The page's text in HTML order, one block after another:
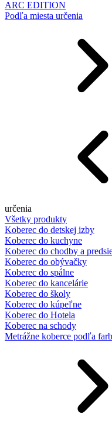
ARC EDITION
Podľa miesta určenia
určenia
Všetky produkty
Koberec do detskej izby
Koberec do kuchyne
Koberec do chodby a
Koberec do obývačky
Koberec do spálne
Koberec do kancelárie
Koberec do školy
Koberec do kúpeľne
Koberec do Hotela
Koberec na schody
Metrážne koberce podľa